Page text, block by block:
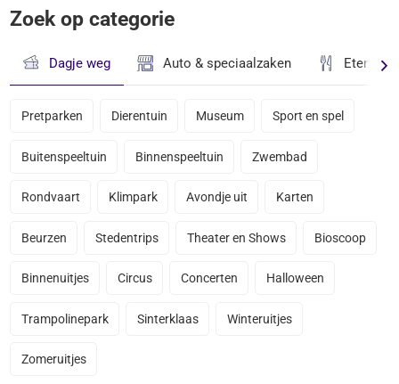
Zoek op categorie
Dagje weg Auto & speciaalzaken Eten &
Pretparken Dierentuin Museum Sport en spel
Buitenspeeltuin Binnenspeeltuin Zwembad
Rondvaart Klimpark Avondje uit Karten
Beurzen Stedentrips Theater en Shows Bioscoop
Binnenuitjes Circus Concerten Halloween
Trampolinepark Sinterklaas Winteruitjes
Zomeruitjes